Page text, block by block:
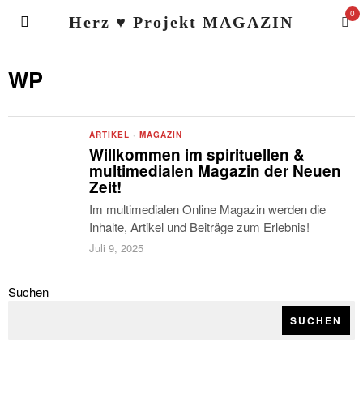
Herz ♥ Projekt MAGAZIN 0
WP
ARTIKEL · MAGAZIN
Willkommen im spirituellen &
multimedialen Magazin der Neuen
Zeit!
Im multimedialen Online Magazin werden die
Inhalte, Artikel und Beiträge zum Erlebnis!
Juli 9, 2025
Suchen
SUCHEN